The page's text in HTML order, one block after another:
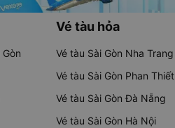
Vé tàu hỏa
Vé tàu Sài Gòn Nha Trang
Vé tàu Sài Gòn Phan Thiết
Vé tàu Sài Gòn Đà Nẵng
Vé tàu Sài Gòn Hà Nội